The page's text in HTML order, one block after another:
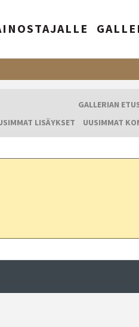
GALLERIAN
LISÄYKSET UUSIMMAT